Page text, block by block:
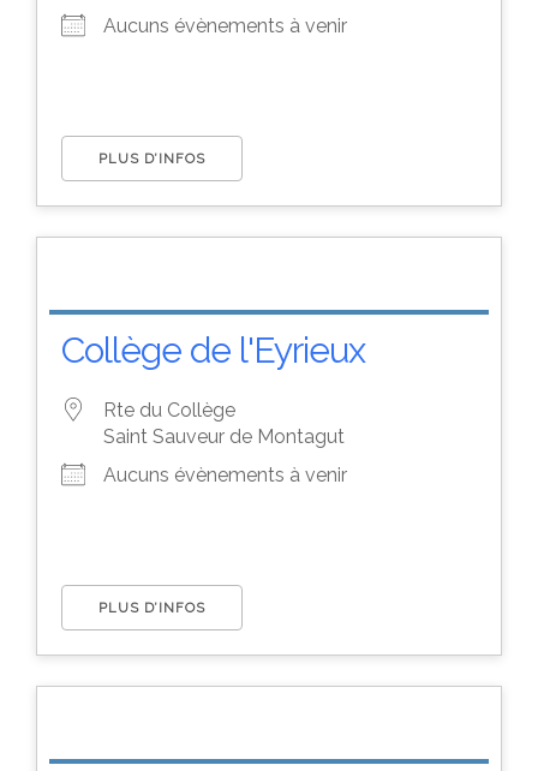
Aucuns évènements à venir
PLUS D’INFOS
Collège de l'Eyrieux
Rte du Collège
Saint Sauveur de Montagut
Aucuns évènements à venir
PLUS D’INFOS